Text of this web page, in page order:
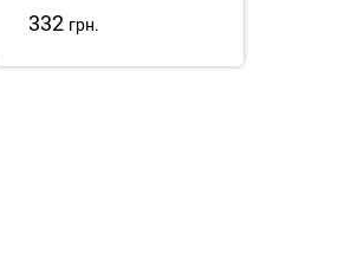
332 грн.